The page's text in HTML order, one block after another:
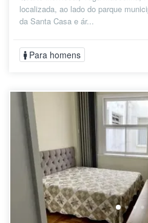
localizada, ao lado do parque
da Santa Casa e ár...
Para homens